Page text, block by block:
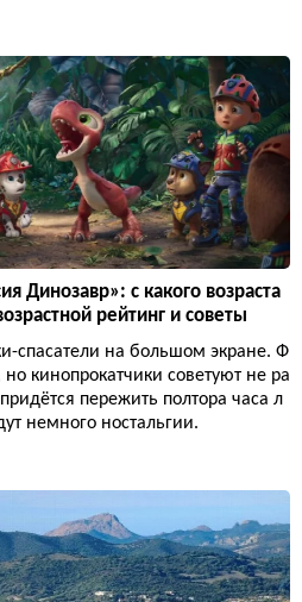
Динозавр»: с какого возраста
рейтинг и советы
спасатели на большом экране. Ф
кинопрокатчики советуют не ра
пережить полтора часа л
немного ностальгии.